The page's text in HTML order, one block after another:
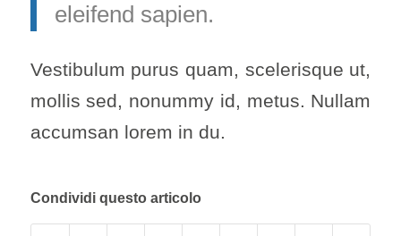
eleifend sapien.
Vestibulum purus quam, scelerisque ut,
mollis sed, nonummy id, metus. Nullam
accumsan lorem in du.
Condividi questo articolo